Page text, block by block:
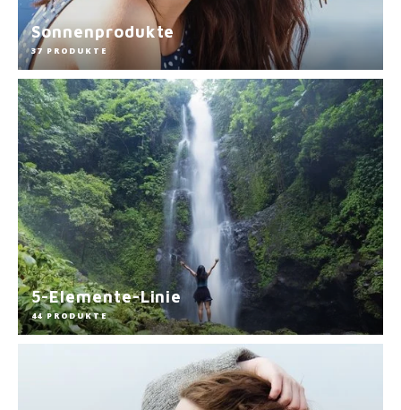
Sonnenprodukte
37 PRODUKTE
5-Elemente-Linie
44 PRODUKTE